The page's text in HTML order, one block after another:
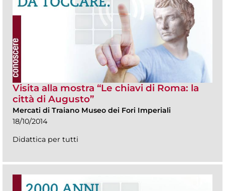
Visita alla mostra “Le chiavi di Roma: la
città di Augusto”
Mercati di Traiano Museo dei Fori Imperiali
18/10/2014
Didattica per tutti